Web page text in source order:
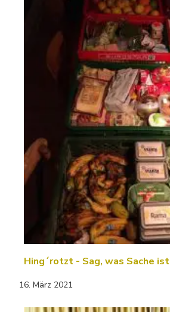
Hing´rotzt - Sag, was Sache ist
16. März 2021